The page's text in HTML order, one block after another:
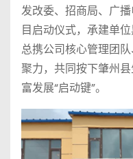
发改委、招商局、广
目启动仪式，承建单
总携公司核心管理团
聚力，共同按下肇州
富发展“启动键”。